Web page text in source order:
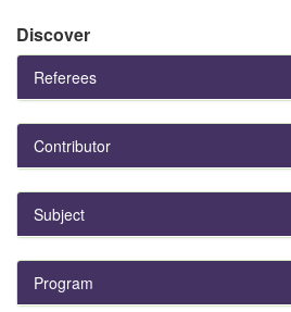
Discover
Referees
Contributor
Subject
Program